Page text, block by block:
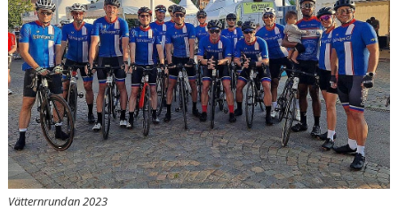
Vätternrundan 2023